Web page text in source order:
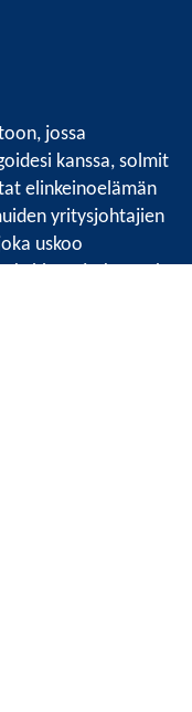
jossa
kanssa, solmit
elinkeinoelämän
yritysjohtajien
uskoo